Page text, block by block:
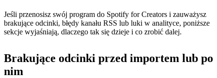
Jeśli przenosisz swój program do Spotify for Creators i zauważysz
brakujące odcinki, błędy kanału RSS lub luki w analityce, poniższe
sekcje wyjaśniają, dlaczego tak się dzieje i co zrobić dalej.
Brakujące odcinki przed importem lub po
nim